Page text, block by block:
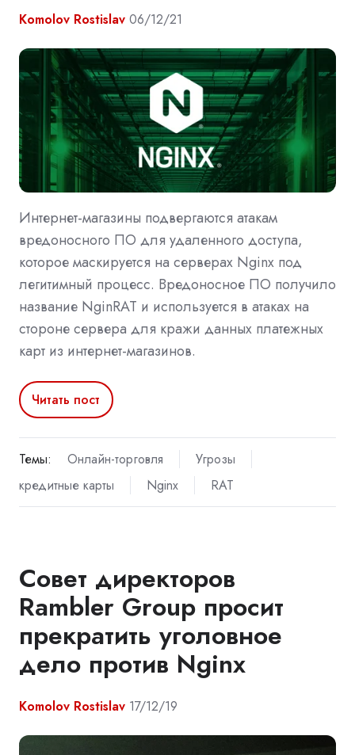
Komolov Rostislav 06/12/21
Интернет-магазины подвергаются атакам
вредоносного ПО для удаленного доступа,
которое маскируется на серверах Nginx под
легитимный процесс. Вредоносное ПО получило
название NginRAT и используется в атаках на
стороне сервера для кражи данных платежных
карт из интернет-магазинов.
Читать пост
Темы: Онлайн-торговля
Угрозы
кредитные карты
Nginx RAT
Совет директоров
Rambler Group просит
прекратить уголовное
дело против Nginx
Komolov Rostislav 17/12/19